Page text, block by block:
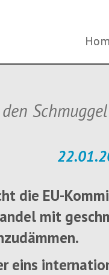
die EU-
mit
eins